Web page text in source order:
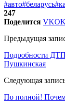
#авто#беларусь
247
Поделится VK
Предыдущая
Подробности ДТП
Пушкинская
Следующая
По полной!